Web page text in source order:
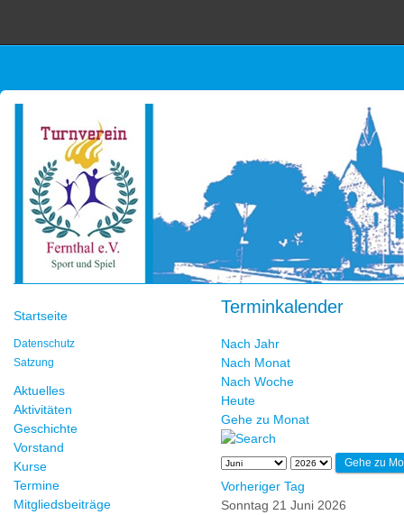
Startseite
Datenschutz
Satzung
Aktuelles
Aktivitäten
Geschichte
Vorstand
Kurse
Termine
Mitgliedsbeiträge
Terminkalender
Nach Jahr
Nach Monat
Nach Woche
Heute
Gehe zu Monat
Gehe zu
Vorheriger Tag
Sonntag 21 Juni 2026